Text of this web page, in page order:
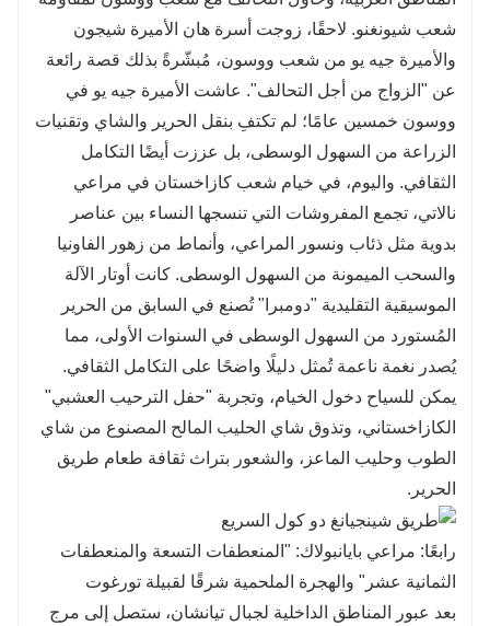
شعب شيونغنو. لاحقًا، زوجت أسرة هان الأميرة شيجون
والأميرة جيه يو من شعب ووسون، مُبشّرةً بذلك قصة رائعة
عن "الزواج من أجل التحالف". عاشت الأميرة جيه يو في
ووسون خمسين عامًا؛ لم تكتفِ بنقل الحرير والشاي وتقنيات
الزراعة من السهول الوسطى، بل عززت أيضًا التكامل
الثقافي. واليوم، في خيام شعب كازاخستان في مراعي
نالاتي، تجمع المفروشات التي تنسجها النساء بين عناصر
بدوية مثل ذئاب ونسور المراعي، وأنماط من زهور الفاونيا
والسحب الميمونة من السهول الوسطى. كانت أوتار الآلة
الموسيقية التقليدية "دومبرا" تُصنع في السابق من الحرير
المُستورد من السهول الوسطى في السنوات الأولى، مما
يُصدر نغمة ناعمة تُمثل دليلًا واضحًا على التكامل الثقافي.
يمكن للسياح دخول الخيام، وتجربة "حفل الترحيب العشبي"
الكازاخستاني، وتذوق شاي الحليب المالح المصنوع من شاي
الطوب وحليب الماعز، والشعور بتراث ثقافة طعام طريق
الحرير.
رابعًا: مراعي بايانبولاك: "المنعطفات التسعة والمنعطفات
الثمانية عشر" والهجرة الملحمية شرقًا لقبيلة تورغوت
بعد عبور المناطق الداخلية لجبال تيانشان، ستصل إلى مرج